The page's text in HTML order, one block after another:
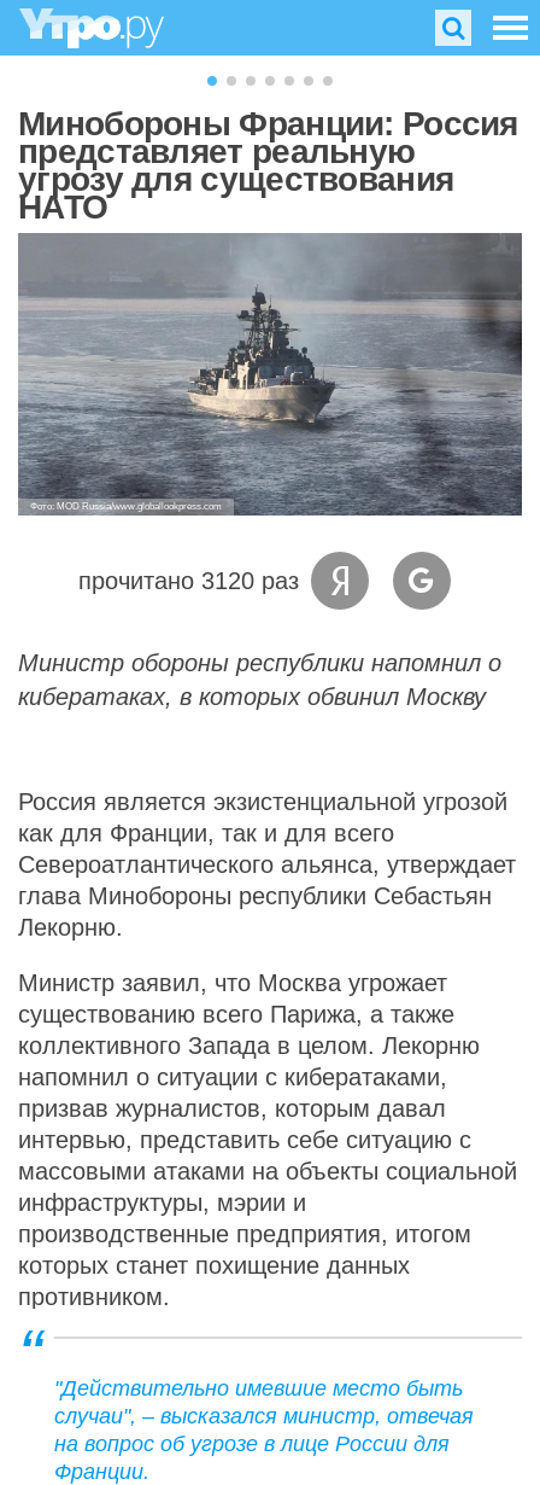
Минобороны Франции: Россия
представляет реальную
угрозу для существования
НАТО
Фото: MOD Russia/www.globallookpress.com
прочитано 3120 раз
Министр обороны республики напомнил о
кибератаках, в которых обвинил Москву
Россия является экзистенциальной угрозой
как для Франции, так и для всего
Североатлантического альянса, утверждает
глава Минобороны республики Себастьян
Лекорню.
Министр заявил, что Москва угрожает
существованию всего Парижа, а также
коллективного Запада в целом. Лекорню
напомнил о ситуации с кибератаками,
призвав журналистов, которым давал
интервью, представить себе ситуацию с
массовыми атаками на объекты социальной
инфраструктуры, мэрии и
производственные предприятия, итогом
которых станет похищение данных
противником.
"Действительно имевшие место быть
случаи", – высказался министр, отвечая
на вопрос об угрозе в лице России для
Франции.